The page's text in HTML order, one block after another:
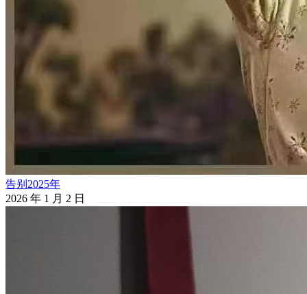
告别2025年
2026 年 1 月 2 日